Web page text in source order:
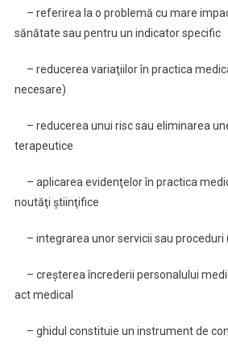
– referirea la o problemă cu mare
sănătate sau pentru un indicator specific
– reducerea variaţiilor în practica
necesare)
– reducerea unui risc sau eliminarea
terapeutice
– aplicarea evidenţelor în practica
noutăţi ştiinţifice
– integrarea unor servicii sau proceduri
– creşterea încrederii personalului
act medical
– ghidul constituie un instrument de